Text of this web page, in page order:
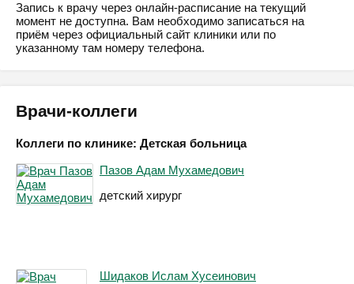
Запись к врачу через онлайн-расписание на текущий
момент не доступна. Вам необходимо записаться на
приём через официальный сайт клиники или по
указанному там номеру телефона.
Врачи-коллеги
Коллеги по клинике: Детская больница
Пазов Адам Мухамедович
детский хирург
Шидаков Ислам Хусеинович